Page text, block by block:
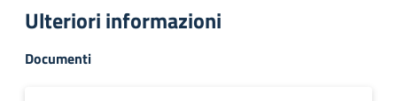
Ulteriori informazioni
Documenti